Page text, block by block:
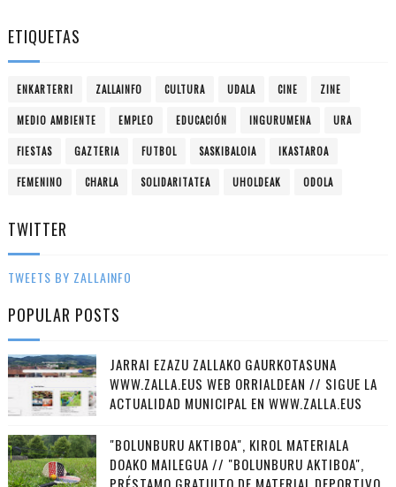
ETIQUETAS
ENKARTERRI ZALLAINFO CULTURA UDALA CINE ZINE
MEDIO AMBIENTE EMPLEO EDUCACIÓN INGURUMENA URA
FIESTAS GAZTERIA FUTBOL SASKIBALOIA IKASTAROA
FEMENINO CHARLA SOLIDARITATEA UHOLDEAK ODOLA
TWITTER
TWEETS BY ZALLAINFO
POPULAR POSTS
JARRAI EZAZU ZALLAKO GAURKOTASUNA
WWW.ZALLA.EUS WEB ORRIALDEAN // SIGUE LA
ACTUALIDAD MUNICIPAL EN WWW.ZALLA.EUS
"BOLUNBURU AKTIBOA", KIROL MATERIALA
DOAKO MAILEGUA // "BOLUNBURU AKTIBOA",